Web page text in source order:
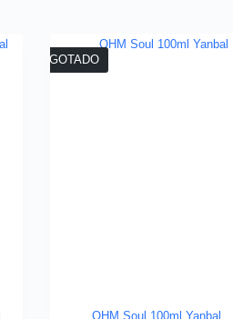
AGOTADO
OHM Soul 100ml Yanbal